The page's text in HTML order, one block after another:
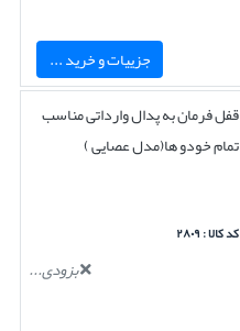
جزییات و خرید ...
قفل فرمان به پدال وارداتی مناسب
تمام خودو ها(مدل عصایی )
کد کالا : ۲۸۰۹
بزودی...